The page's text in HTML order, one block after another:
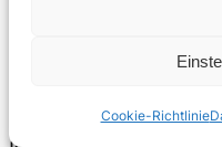
Cookie-Richtlinie
Literarisch